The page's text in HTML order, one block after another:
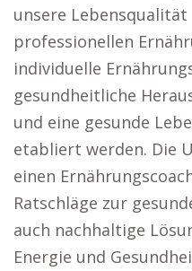
unsere
professionellen
individuelle
gesundheitliche
und eine gesunde
etabliert werden. Die
einen
Ratschläge zur
auch nachhaltige
Energie und